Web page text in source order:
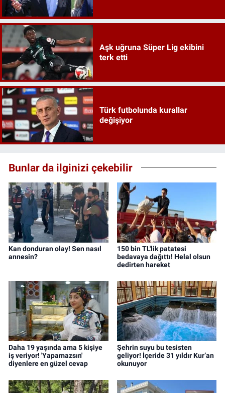
Aşk uğruna Süper Lig ekibini
terk etti
Türk futbolunda kurallar
değişiyor
Bunlar da ilginizi çekebilir
Kan donduran olay! Sen nasıl
annesin?
150 bin TL'lik patatesi
bedavaya dağıttı! Helal olsun
dedirten hareket
Daha 19 yaşında ama 5 kişiye
iş veriyor! 'Yapamazsın'
diyenlere en güzel cevap
Şehrin suyu bu tesisten
geliyor! İçeride 31 yıldır Kur’an
okunuyor